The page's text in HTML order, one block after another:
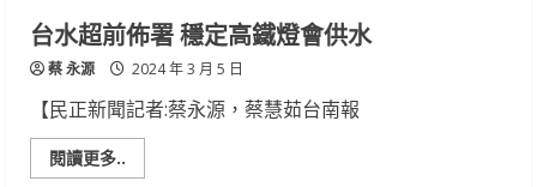
台水超前佈署 穩定高鐵燈會供水
蔡 永源 2024 年 3 月 5 日
【民正新聞記者:蔡永源，蔡慧茹台南報
閱讀更多..
more